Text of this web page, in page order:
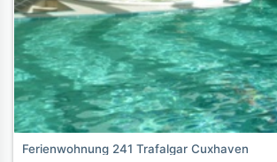
Ferienwohnung 241 Trafalgar Cuxhaven